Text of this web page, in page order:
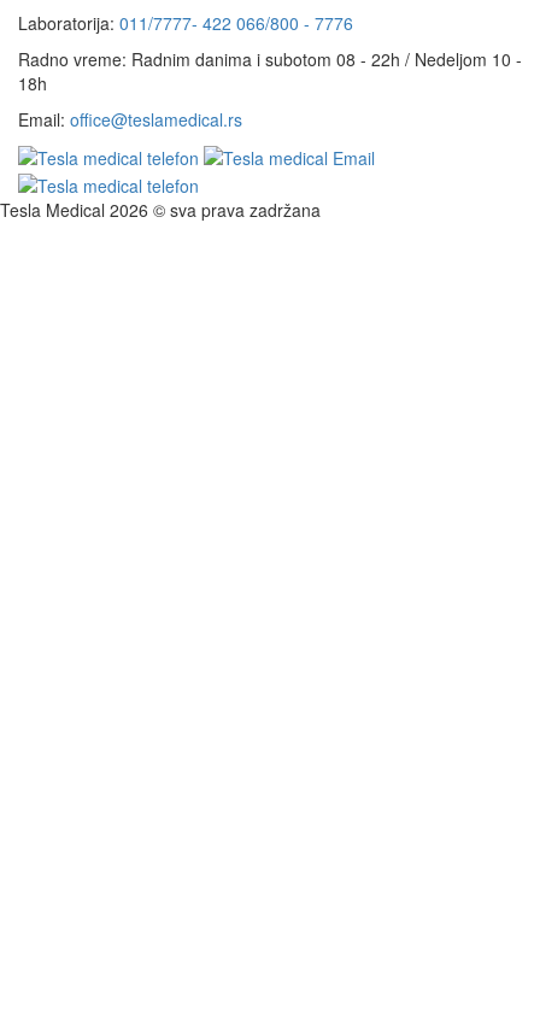
Laboratorija: 011/7777- 422 066/800 - 7776
Radno vreme: Radnim danima i subotom 08 - 22h / Nedeljom 10 -
18h
Email: office@teslamedical.rs
Tesla Medical 2026 © sva prava zadržana